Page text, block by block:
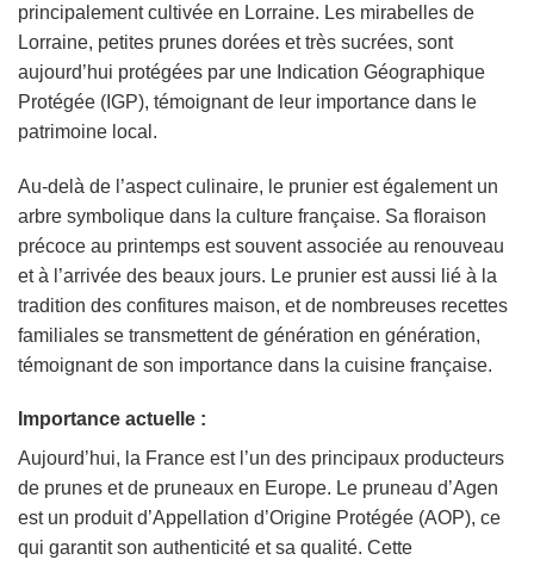
principalement cultivée en Lorraine. Les mirabelles de
Lorraine, petites prunes dorées et très sucrées, sont
aujourd’hui protégées par une Indication Géographique
Protégée (IGP), témoignant de leur importance dans le
patrimoine local.
Au-delà de l’aspect culinaire, le prunier est également un
arbre symbolique dans la culture française. Sa floraison
précoce au printemps est souvent associée au renouveau
et à l’arrivée des beaux jours. Le prunier est aussi lié à la
tradition des confitures maison, et de nombreuses recettes
familiales se transmettent de génération en génération,
témoignant de son importance dans la cuisine française.
Importance actuelle :
Aujourd’hui, la France est l’un des principaux producteurs
de prunes et de pruneaux en Europe. Le pruneau d’Agen
est un produit d’Appellation d’Origine Protégée (AOP), ce
qui garantit son authenticité et sa qualité. Cette